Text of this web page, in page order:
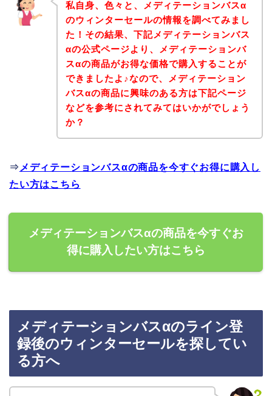
私自身、色々と、メディテーションバスα
のウィンターセールの情報を調べてみまし
た！その結果、下記メディテーションバス
αの公式ページより、メディテーションバ
スαの商品がお得な価格で購入することが
できましたよ♪なので、メディテーション
バスαの商品に興味のある方は下記ページ
などを参考にされてみてはいかがでしょう
か？
⇒ メディテーションバスαの商品を今すぐお得に購入し
たい方はこちら
メディテーションバスαの商品を今すぐお
得に購入したい方はこちら
メディテーションバスαのライン登
録後のウィンターセールを探してい
る方へ